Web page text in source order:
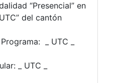
“Presencial” en
del cantón
_ UTC _
_ UTC _